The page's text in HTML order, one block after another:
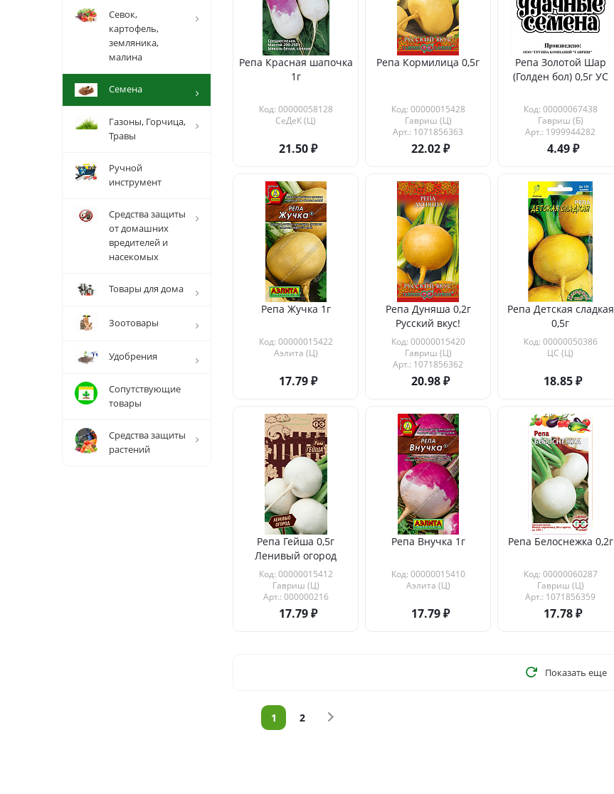
Репа Красная шапочка
1г
Код: 00000058128
СеДеК (Ц)
21.50
Репа Кормилица 0,5г
Код: 00000015428
Гавриш (Ц)
Арт.: 1071856363
22.02
Репа Золотой Шар
(Голден бол) 0,5г УС
Код: 00000067438
Гавриш (Б)
Арт.: 1999944282
4.49
Репа Жучка 1г
Код: 00000015422
Аэлита (Ц)
17.79
Репа Дуняша 0,2г
Русский вкус!
Код: 00000015420
Гавриш (Ц)
Арт.: 1071856362
20.98
Репа Детская сладкая
0,5г
Код: 00000050386
ЦС (Ц)
18.85
Репа Гейша 0,5г
Ленивый огород
Код: 00000015412
Гавриш (Ц)
Арт.: 000000216
17.79
Репа Внучка 1г
Код: 00000015410
Аэлита (Ц)
17.79
Репа Белоснежка 0,2г
Код: 00000060287
Гавриш (Ц)
Арт.: 1071856359
17.78
Показать еще
1 2
Севок,
картофель,
земляника,
малина
Семена
Газоны, Горчица,
Травы
Ручной
инструмент
Средства защиты
от домашних
вредителей и
насекомых
Товары для дома
Зоотовары
Удобрения
Сопутствующие
товары
Средства защиты
растений